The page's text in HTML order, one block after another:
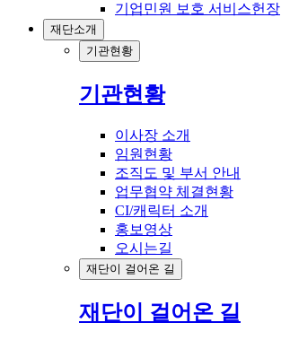
기업민원 보호 서비스헌장
재단소개
기관현황
기관현황
이사장 소개
임원현황
조직도 및 부서 안내
업무협약 체결현황
CI/캐릭터 소개
홍보영상
오시는길
재단이 걸어온 길
재단이 걸어온 길